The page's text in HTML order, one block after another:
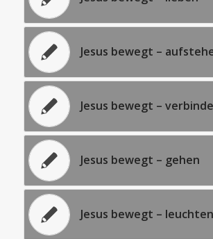
Jesus bewegt –
Jesus bewegt –
Jesus bewegt – gehen
Jesus bewegt – leuchten